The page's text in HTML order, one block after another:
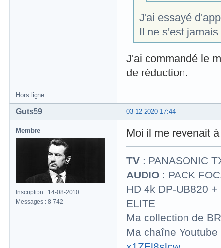
J'ai essayé
Il ne s'est
J'ai commandé le
de réduction.
Hors ligne
03-12-2020 17:44
Guts59
Membre
Inscription : 14-08-2010
Messages : 8 742
Moi il me revenait
TV : PANASONIC
AUDIO : PACK
HD 4k DP-UB820
ELITE
Ma collection de
Ma chaîne